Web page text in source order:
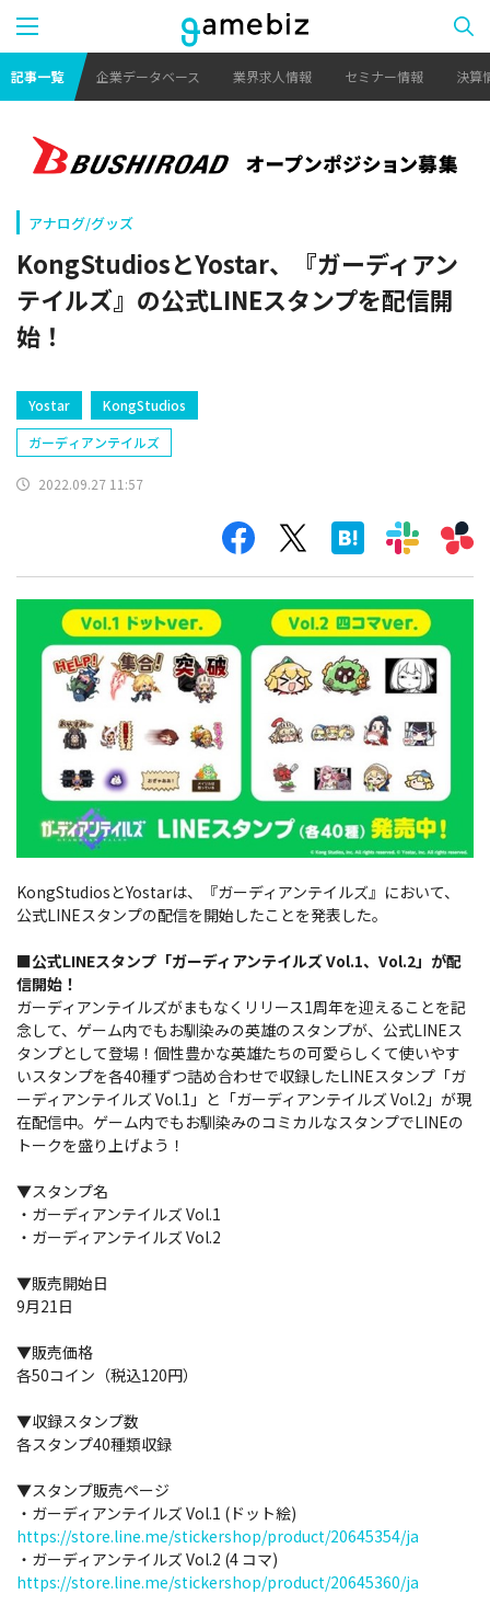
記事一覧 企業データベース 業界求人情報 セミナー情報 決算
アナログ/グッズ
KongStudiosとYostar、『ガーディアン
テイルズ』の公式LINEスタンプを配信開
始！
Yostar
KongStudios
ガーディアンテイルズ
2022.09.27 11:57
KongStudiosとYostarは、『ガーディアンテイルズ』において、
公式LINEスタンプの配信を開始したことを発表した。
■公式LINEスタンプ「ガーディアンテイルズ Vol.1、Vol.2」が配
信開始！
ガーディアンテイルズがまもなくリリース1周年を迎えることを記
念して、ゲーム内でもお馴染みの英雄のスタンプが、公式LINEス
タンプとして登場！個性豊かな英雄たちの可愛らしくて使いやす
いスタンプを各40種ずつ詰め合わせで収録したLINEスタンプ「ガ
ーディアンテイルズ Vol.1」と「ガーディアンテイルズ Vol.2」が現
在配信中。ゲーム内でもお馴染みのコミカルなスタンプでLINEの
トークを盛り上げよう！
▼スタンプ名
・ガーディアンテイルズ Vol.1
・ガーディアンテイルズ Vol.2
▼販売開始日
9月21日
▼販売価格
各50コイン（税込120円）
▼収録スタンプ数
各スタンプ40種類収録
▼スタンプ販売ページ
・ガーディアンテイルズ Vol.1 (ドット絵)
https://store.line.me/stickershop/product/20645354/ja
・ガーディアンテイルズ Vol.2 (4 コマ)
https://store.line.me/stickershop/product/20645360/ja